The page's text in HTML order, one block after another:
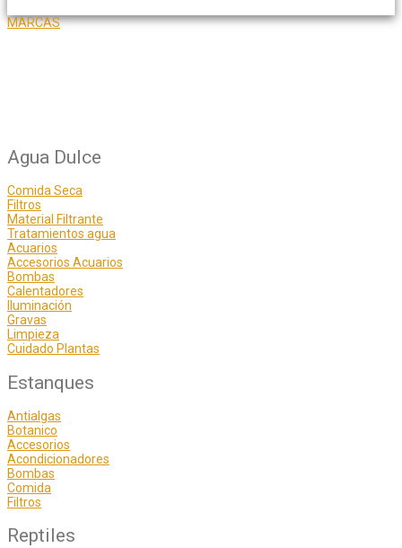
MARCAS
Agua Dulce
Comida Seca
Filtros
Material Filtrante
Tratamientos agua
Acuarios
Accesorios Acuarios
Bombas
Calentadores
Iluminación
Gravas
Limpieza
Cuidado Plantas
Estanques
Antialgas
Botanico
Accesorios
Acondicionadores
Bombas
Comida
Filtros
Reptiles